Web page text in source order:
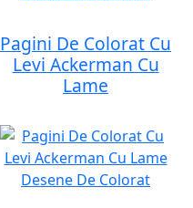
Pagini De Colorat Cu
Levi Ackerman Cu
Lame